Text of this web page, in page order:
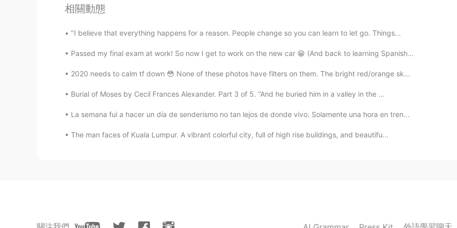
Karol
isa 2020.01.21 05:13
相關動態
"I believe that everything happens for a reason. People change so you can learn to let go. Things...
Passed my final exam at work! So now I get to work on the new car 😁 (And back to learning Spanish...
2020 needs to calm tf down 😳 None of these photos have filters on them. The bright red/orange sk...
Burial of Moses by Cecil Frances Alexander. Part 3 of 5. “And he buried him in a valley in the ...
La semana fui a hacer un día de senderismo no tan lejos de donde vivo. Solamente una hora en tren...
The man faces of Kuala Lumpur. A vibrant colorful city, full of high rise buildings, and beautifu...